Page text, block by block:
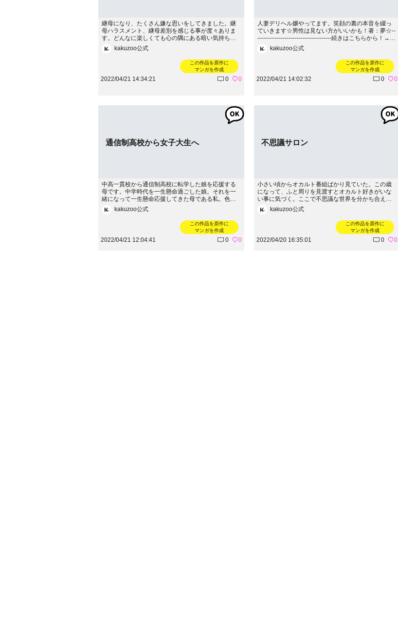
継母になり、たくさん嫌な思いをしてきました。継
母ハラスメント、継母差別を感じる事が度々ありま
す。どんなに楽しくても心の隅にある暗い気持ちと
罪悪感。友達や家族とは共有できない苦しい気持ち
を綴っていきます。著：桃子--------------------------------
--------続きはこちらから！→https://ameblo.jp/gorohri
kakuzoo公式
この作品を原作に
マンガを作成
2022/04/21 14:34:21 0 0
人妻デリヘル嬢やってます。笑顔の裏の本音を綴っ
ていきます☆男性は見ない方がいいかも！著：夢☆--
--------------------------------------続きはこちらから！→htt
ps://ameblo.jp/lahaina09200920/
kakuzoo公式
この作品を原作に
マンガを作成
2022/04/21 14:02:32 0 0
通信制高校から女子大生へ
中高一貫校から通信制高校に転学した娘を応援する
母です。中学時代を一生懸命過ごした娘。それを一
緒になって一生懸命応援してきた母である私。色々
なことがあって、娘は学校を辞めることを決意し、
高2から通信制高校に転校、2021年に卒業し、今
は、大学1年生になりました。著：ayana☆-------------
---------------------------続きはこちらから！→https://am
kakuzoo公式
この作品を原作に
マンガを作成
2022/04/21 12:04:41 0 0
不思議サロン
小さい頃からオカルト番組ばかり見ていた。この歳
になって、ふと周りを見渡すとオカルト好きがいな
い事に気づく。ここで不思議な世界を分かち合えた
ら嬉しい限りでございます。著：むらさき--------------
--------------------------続きはこちらから！→https://ame
kakuzoo公式
この作品を原作に
マンガを作成
2022/04/20 16:35:01 0 0